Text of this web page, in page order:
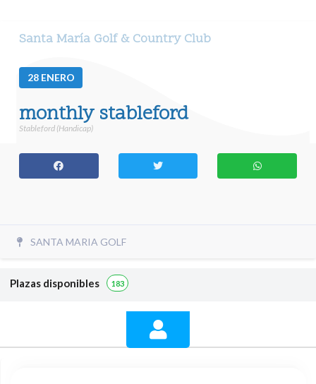
Santa María Golf & Country Club
28 ENERO
monthly stableford
Stableford (Handicap)
SANTA MARIA GOLF
Plazas disponibles 183